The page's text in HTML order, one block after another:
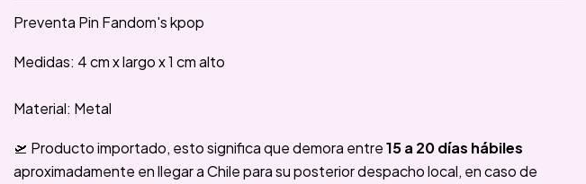
Preventa Pin Fandom's kpop
Medidas: 4 cm x largo x 1 cm alto
Material: Metal
🛫 Producto importado, esto significa que demora entre15 a 20 días hábiles
aproximadamente en llegar a Chile para su posterior despacho local, en caso de